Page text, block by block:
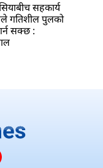
सहकार्य
गतिशील पुलको
सक्छ :